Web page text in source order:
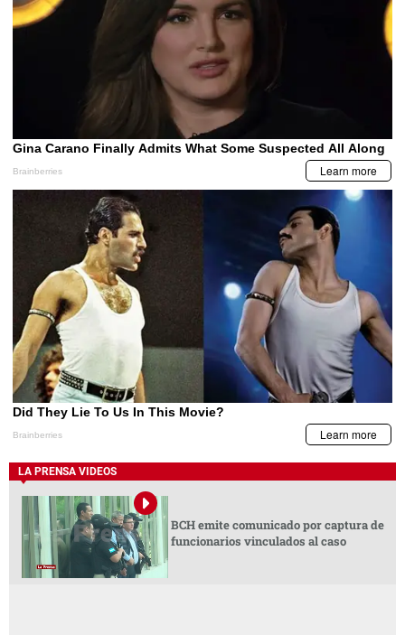
LA PRENSA VIDEOS
BCH emite comunicado por captura de
funcionarios vinculados al caso